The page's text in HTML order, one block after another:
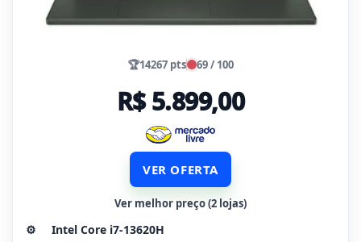
🏆14267 pts 69 / 100
R$ 5.899,00
VER OFERTA
Ver melhor preço (2 lojas)
⚙️
Intel Core i7-13620H